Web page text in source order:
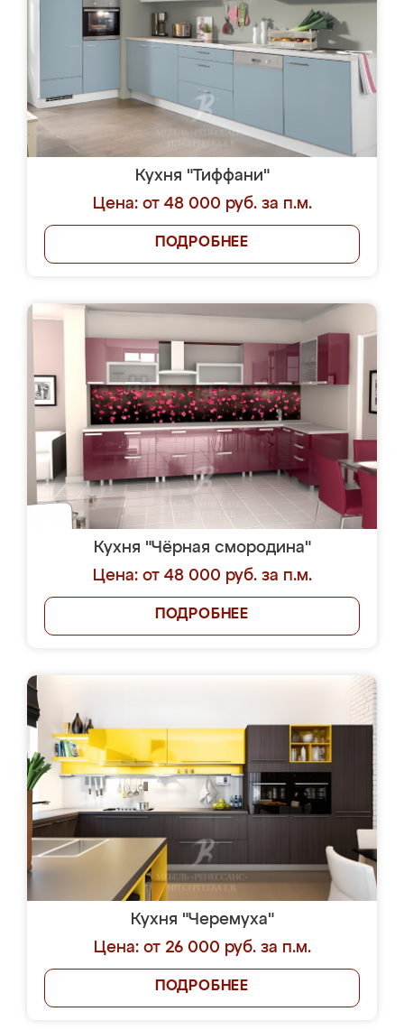
Кухня "Тиффани"
Цена: от 48 000 руб. за п.м.
ПОДРОБНЕЕ
Кухня "Чёрная смородина"
Цена: от 48 000 руб. за п.м.
ПОДРОБНЕЕ
Кухня "Черемуха"
Цена: от 26 000 руб. за п.м.
ПОДРОБНЕЕ